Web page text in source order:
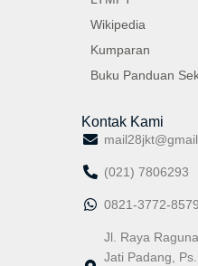
Wikipedia
Kumparan
Buku Panduan
Kontak Kami
(021) 7806293
0821-3772-8579
Jl. Raya
Jati Padang,